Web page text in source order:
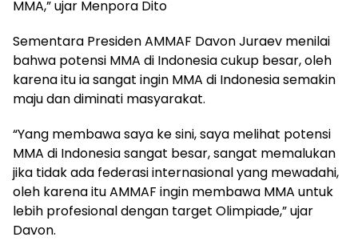
MMA,” ujar Menpora Dito
Sementara Presiden AMMAF Davon Juraev menilai
bahwa potensi MMA di Indonesia cukup besar, oleh
karena itu ia sangat ingin MMA di Indonesia semakin
maju dan diminati masyarakat.
“Yang membawa saya ke sini, saya melihat potensi
MMA di Indonesia sangat besar, sangat memalukan
jika tidak ada federasi internasional yang mewadahi,
oleh karena itu AMMAF ingin membawa MMA untuk
lebih profesional dengan target Olimpiade,” ujar
Davon.